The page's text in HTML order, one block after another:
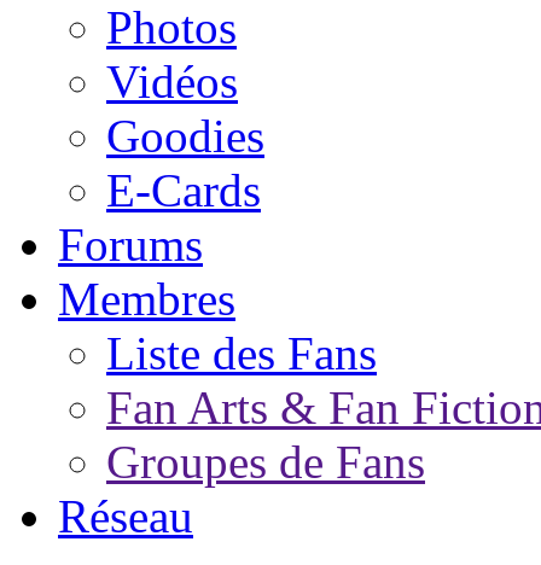
Photos
Vidéos
Goodies
E-Cards
Forums
Membres
Liste des Fans
Fan Arts & Fan
Groupes de Fans
Réseau